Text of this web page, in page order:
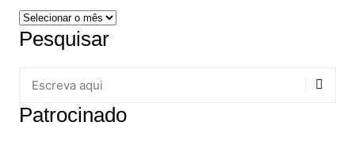
Arquivos
Pesquisar
Patrocinado